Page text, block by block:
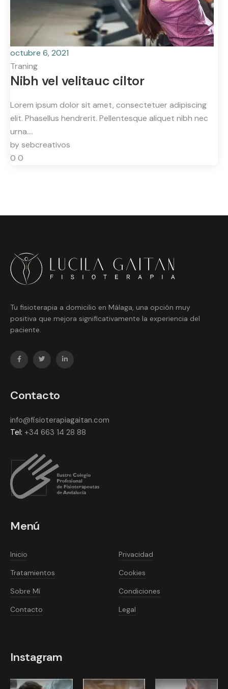
octubre 6, 2021
Traning
Nibh vel velitauc ciltor
Lorem ipsum dolor sit amet, consectetuer adipiscing
elit. Phasellus hendrerit. Pellentesque aliquet nibh nec
urna.…
bysebcreativos
0 0
Tu fisioterapia a domicilio en Málaga, una opción muy
positiva que mejora significativamente la experiencia del
paciente.
Contacto
info@fisioterapiagaitan.com
Tel: +34 663 14 28 88
Menú
Inicio
Tratamientos
Sobre Mí
Contacto
Privacidad
Cookies
Condiciones
Legal
Instagram